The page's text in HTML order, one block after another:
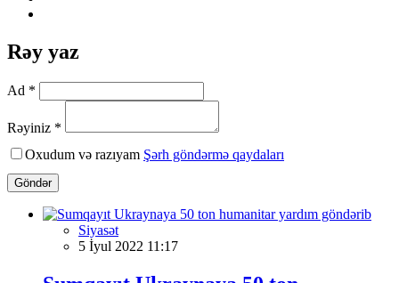
Rəy yaz
Ad *
Rəyiniz *
Oxudum və razıyam Şərh göndərmə qaydaları
Göndər
Siyasət
5 İyul 2022 11:17